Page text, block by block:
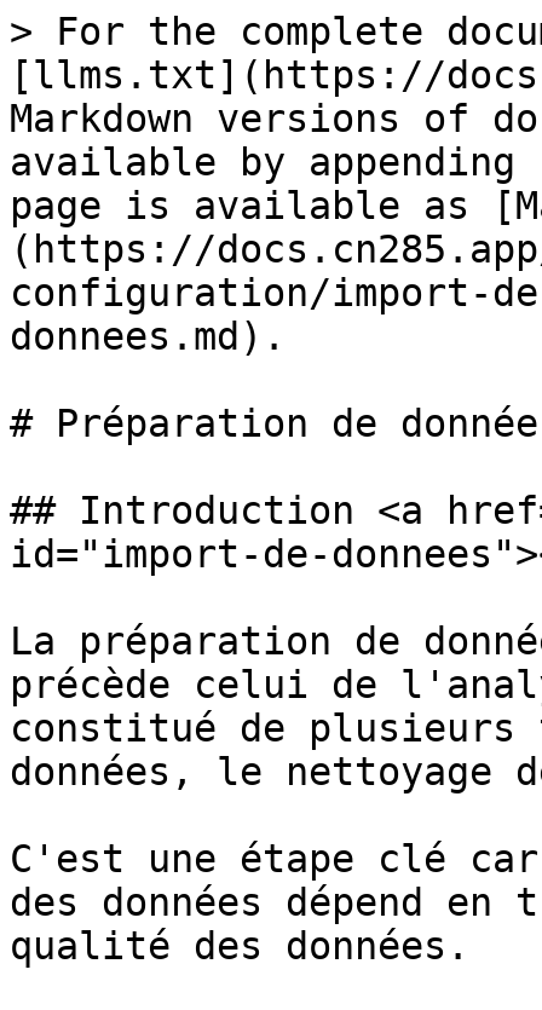
> For the complete
[llms.txt](https://
Markdown versions of
available by
page is available as
(https://
configuration/import-
donnees.md).
# Préparation de
## Introduction <a
id="import-de-
La préparation de
précède celui de
constitué de plusieurs
données, le nettoyage
C'est une étape clé
des données dépend
qualité des données.